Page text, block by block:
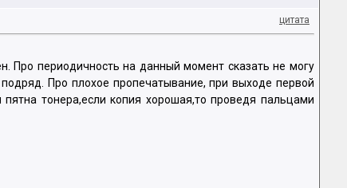
цитата
Про периодичность на данный момент сказать не могу
Про плохое пропечатывание, при выходе первой
тонера,если копия хорошая,то проведя пальцами